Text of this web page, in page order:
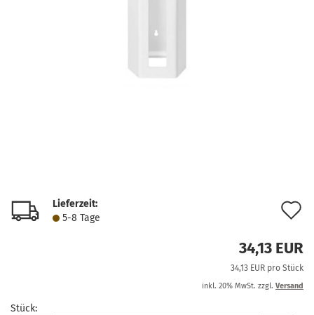
Lieferzeit:
5-8 Tage
34,13 EUR
34,13 EUR pro Stück
inkl. 20% MwSt. zzgl. Versand
Stück: